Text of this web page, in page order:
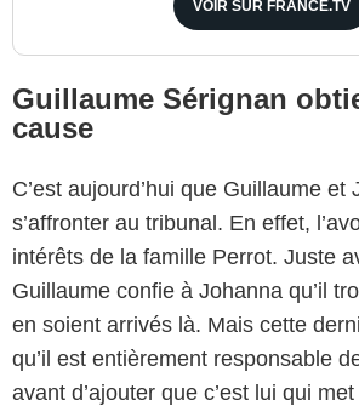
VOIR SUR FRANCE.TV
Guillaume Sérignan
cause
C’est aujourd’hui que Guillaume et
s’affronter au tribunal. En effet,
intérêts de la famille Perrot. Juste
Guillaume confie à Johanna qu’il
en soient arrivés là. Mais cette
qu’il est entièrement responsable
avant d’ajouter que c’est lui qui